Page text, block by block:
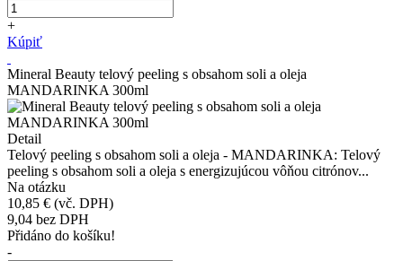
+
Kúpiť
Mineral Beauty telový peeling s obsahom soli a oleja
MANDARINKA 300ml
Detail
Telový peeling s obsahom soli a oleja - MANDARINKA: Telový
peeling s obsahom soli a oleja s energizujúcou vôňou citrónov...
Na otázku
10,85 € (vč. DPH)
9,04 bez DPH
Přidáno do košíku!
-